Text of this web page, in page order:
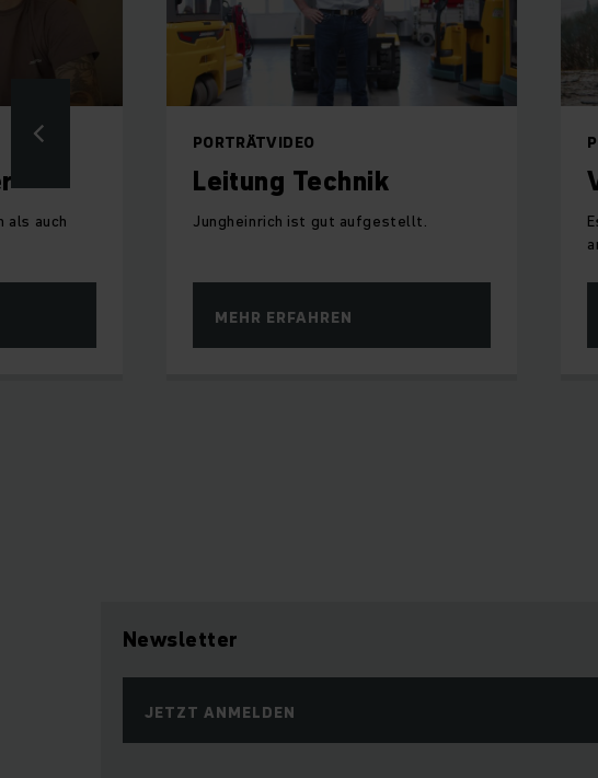
als auch
PORTRÄTVIDEO
Leitung Technik
Jungheinrich ist gut aufgestellt.
MEHR ERFAHREN
Newsletter
JETZT ANMELDEN